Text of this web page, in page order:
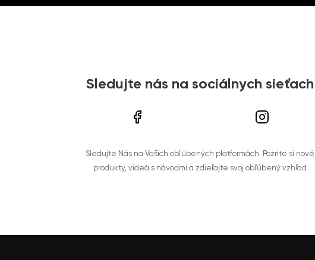
Sledujte nás na sociálnych sieťach
Sledujte Nás na Vašich obľúbených platformách. Pozrite si nové
produkty, videá s návodmi a zdieľajte svoj obľúbený vzhľad